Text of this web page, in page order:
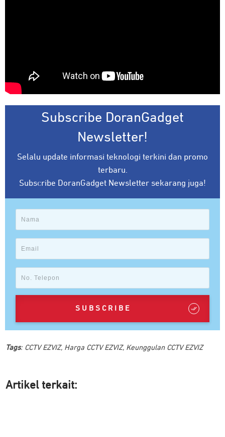
Subscribe DoranGadget
Newsletter!
Selalu update informasi teknologi terkini dan promo
terbaru.
Subscribe DoranGadget Newsletter sekarang juga!
SUBSCRIBE
Tags: CCTV EZVIZ, Harga CCTV EZVIZ, Keunggulan CCTV EZVIZ
Artikel terkait: